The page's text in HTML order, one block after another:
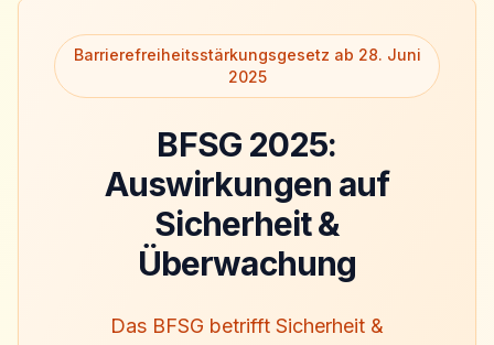
Barrierefreiheitsstärkungsgesetz ab 28. Juni
2025
BFSG 2025:
Auswirkungen auf
Sicherheit &
Überwachung
Das BFSG betrifft Sicherheit &